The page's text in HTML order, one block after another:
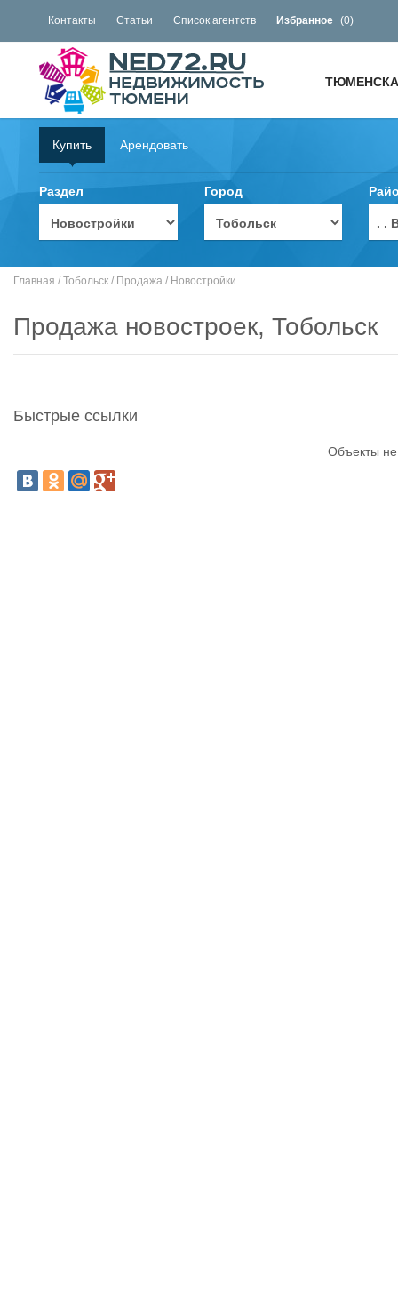
Контакты Статьи Список агентств Избранное (0)
Купить Арендовать
Раздел Город
. .
Главная / Тобольск / Продажа / Новостройки
Продажа новостроек, Тобольск
Быстрые ссылки
Объекты